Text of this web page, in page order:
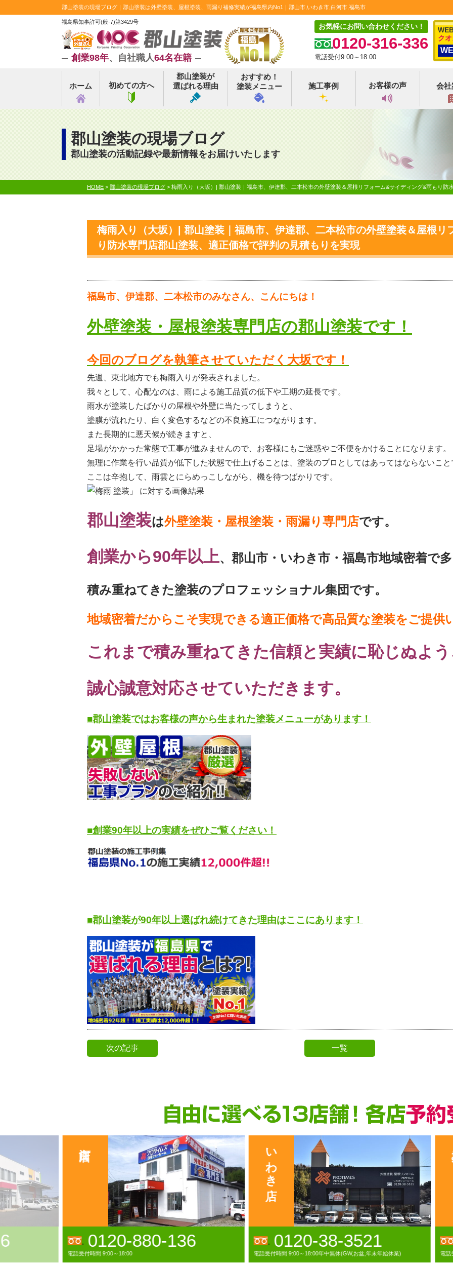
郡山塗装の現場ブログ｜郡山塗装は外壁塗装、屋根塗装、雨漏り補修実績が福島県内No1｜郡山市,いわき市,白河市,福島市
福島県知事許可(般-7)第3429号
創業98年、自社職人64名在籍
お気軽にお問い合わせください！
0120-316-336
電話受付9:00～18:00
ク
ホーム 初めての方へ
郡山塗装が
選ばれる理由
おすすめ！
塗装メニュー
施工事例 お客様の声 会
郡山塗装の現場ブログ
郡山塗装の活動記録や最新情報をお届けいたします
HOME > 郡山塗装の現場ブログ > 梅雨入り（大坂）| 郡山塗装｜福島市、伊達郡、二本松市の外壁塗装＆屋根リフォーム&サイディング&雨もり防
梅雨入り（大坂）| 郡山塗装｜福島市、伊達郡、二本松市の外壁塗装＆屋根リ
り防水専門店郡山塗装、適正価格で評判の見積もりを実現
福島市、伊達郡、二本松市のみなさん、こんにちは！
外壁塗装・屋根塗装専門店の郡山塗装です！
今回のブログを執筆させていただく大坂です！
先週、東北地方でも梅雨入りが発表されました。
我々として、心配なのは、雨による施工品質の低下や工期の延長です。
雨水が塗装したばかりの屋根や外壁に当たってしまうと、
塗膜が流れたり、白く変色するなどの不良施工につながります。
また長期的に悪天候が続きますと、
足場がかかった常態で工事が進みませんので、お客様にもご迷惑やご不便をかけることになります。
無理に作業を行い品質が低下した状態で仕上げることは、塗装のプロとしてはあってはならないこと
ここは辛抱して、雨雲とにらめっこしながら、機を待つばかりです。
郡山塗装は外壁塗装・屋根塗装・雨漏り専門店です。
創業から90年以上、郡山市・いわき市・福島市地域密着で
積み重ねて きた塗装のプロフェッショナル集団です。
地域密着だからこそ実現できる適正価格で高品質な塗装をご提供
これまで積み重ねてきた信頼と実績に恥じぬよ
誠心誠意対応させていただきます。
■郡山塗装ではお客様の声から生まれた塗装メニューがあります！
■創業90年以上の実績をぜひご覧ください！
■郡山塗装が90年以上選ばれ続けてきた理由はここにあります！
次の記事 一覧
いわき店
0120-38-3521
電話受付時間 9:00～18:00年中無休(GW,お盆,年末年始休業)
0120-00-1282
電話受付時間 9:00～18:00(日曜・祝祭日除く) 電話